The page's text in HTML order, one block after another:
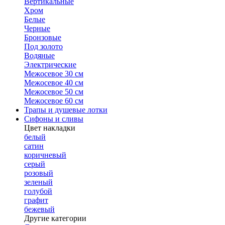
Хром
Белые
Черные
Бронзовые
Под золото
Водяные
Электрические
Межосевое 30 см
Межосевое 40 см
Межосевое 50 см
Межосевое 60 см
Трапы и душевые лотки
Сифоны и сливы
Цвет накладки
белый
сатин
коричневый
серый
розовый
зеленый
голубой
графит
бежевый
Другие категории